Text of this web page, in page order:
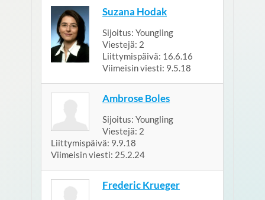
Suzana Hodak
Sijoitus: Youngling
Viestejä: 2
Liittymispäivä: 16.6.16
Viimeisin viesti: 9.5.18
Ambrose Boles
Sijoitus: Youngling
Viestejä: 2
Liittymispäivä: 9.9.18
Viimeisin viesti: 25.2.24
Frederic Krueger